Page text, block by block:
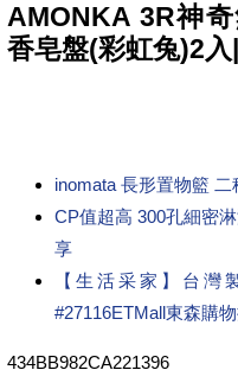
AMONKA 3R神
香皂盤(彩虹兔)2入
inomata 長形置物籃
CP值超高 300孔細密
享
【生活采家】台灣
#27116ETMall東森購
434BB982CA221396